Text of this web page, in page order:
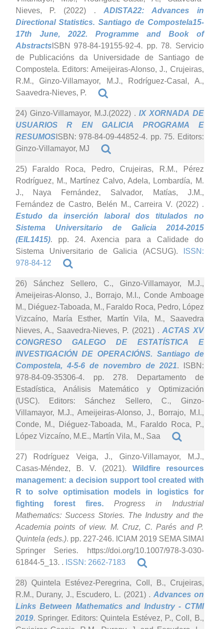
Nieves, P. (2022) . ADISTA22: Advances in
Directional Statistics. Santiago de Compostela15-
17th June, 2022. Programme and Book of
Abstracts ISBN 978-84-19155-92-4. pp. 78. Servicio
de Publicacións da Universidade de Santiago de
Compostela. Editors: Ameijeiras-Alonso, J., Crujeiras,
R.M., Ginzo-Villamayor, M.J., Rodríguez-Casal, A.,
Saavedra-Nieves, P.
24) Ginzo-Villamayor, M.J.(2022) .IX XORNADA DE
USUARIOS R EN GALICIA PROGRAMA E
RESUMOSISBN: 978-84-09-44852-4. pp. 75. Editors:
Ginzo-Villamayor, MJ
25) Faraldo Roca, Pedro, Crujeiras, R.M., Pérez
Rodríguez, M., Martínez Calvo, Adela, Lombardía, M.
J., Naya Fernández, Salvador, Matías, J.M.,
Fernández de Castro, Belén M., Carreira V. (2022) .
Estudo da inserción laboral dos titulados no
Sistema Universitario de Galicia 2014-2015
(EIL1415). pp. 24. Axencia para a Calidade do
Sistema Universitario de Galicia (ACSUG).
ISSN:
978-84-12
26) Sánchez Sellero, C., Ginzo-Villamayor, M.J.,
Ameijeiras-Alonso, J., Borrajo, M.I., Conde Amboage
M., Diéguez-Taboada, M., Faraldo Roca, Pedro, López
Vizcaíno, María Esther, Martín Vila, M., Saavedra
Nieves, A., Saavedra-Nieves, P. (2021) .ACTAS XV
CONGRESO GALEGO DE ESTATÍSTICA E
INVESTIGACIÓN DE OPERACIÓNS. Santiago de
Compostela, 4-5-6 de novembro de 2021. ISBN:
978-84-09-35306-4. pp. 278. Departamento de
Estadística, Análisis Matemático y Optimización
(USC). Editors: Sánchez Sellero, C., Ginzo-
Villamayor, M.J., Ameijeiras-Alonso, J., Borrajo, M.I.,
Conde, M., Diéguez-Taboada, M., Faraldo Roca, P.,
López Vizcaíno, M.E., Martín Vila, M., Saa
27) Rodríguez Veiga, J., Ginzo-Villamayor, M.J.,
Casas-Méndez, B. V. (2021). Wildfire resources
management: a decision support tool created with
R to solve optimisation models in logistics for
fighting forest fires. Progress in Industrial
Mathematics: Success Stories. The Industry and the
Academia points of view. M. Cruz, C. Parés and P.
Quintela (eds.). pp. 227-246. ICIAM 2019 SEMA SIMAI
Springer Series. https://doi.org/10.1007/978-3-030-
61844-5_13. . ISSN: 2662-7183
28) Quintela Estévez-Peregrina, Coll, B., Crujeiras,
R.M., Durany, J., Escudero, L. (2021) . Advances on
Links Between Mathematics and Industry - CTMI
2019. Springer. Editors: Quintela Estévez, P., Coll, B.,